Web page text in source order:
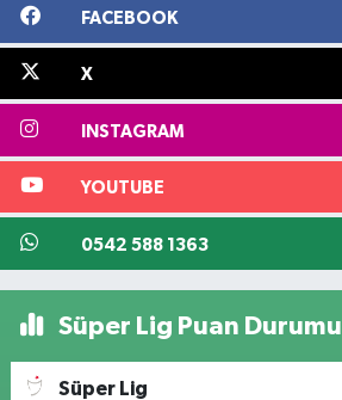
FACEBOOK
X
INSTAGRAM
YOUTUBE
0542 588 1363
Süper Lig Puan Durumu
Süper Lig